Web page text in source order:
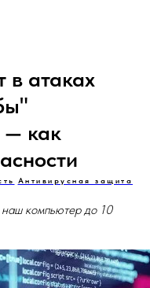
в атаках
— как
Антивирусная защита
компьютер до 10